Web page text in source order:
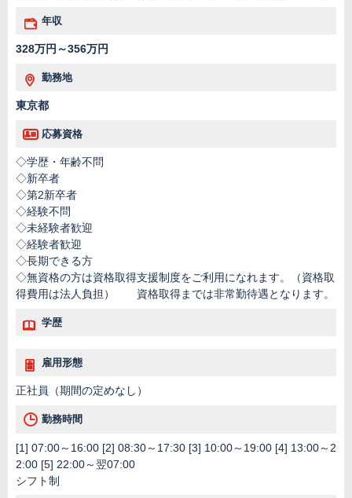
年収
328万円～356万円
勤務地
東京都
応募資格
◇学歴・年齢不問
◇新卒者
◇第2新卒者
◇経験不問
◇未経験者歓迎
◇経験者歓迎
◇長期できる方
◇無資格の方は資格取得支援制度をご利用になれます。（資格取
得費用は法人負担） 資格取得までは非常勤待遇となります。
学歴
雇用形態
正社員（期間の定めなし）
勤務時間
[1] 07:00～16:00 [2] 08:30～17:30 [3] 10:00～19:00 [4] 13:00～2
2:00 [5] 22:00～翌07:00
シフト制